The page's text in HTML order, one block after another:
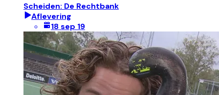
Scheiden: De Rechtbank
Aflevering
18 sep 19